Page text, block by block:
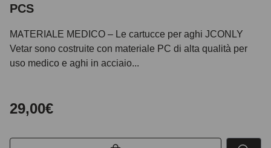
PCS
MATERIALE MEDICO – Le cartucce per aghi JCONLY
Vetar sono costruite con materiale PC di alta qualità per
uso medico e aghi in acciaio...
29,00€